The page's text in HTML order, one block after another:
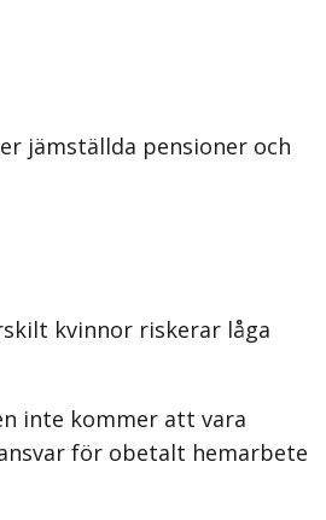
jämställda pensioner och
kvinnor riskerar låga
inte kommer att vara
för obetalt hemarbete